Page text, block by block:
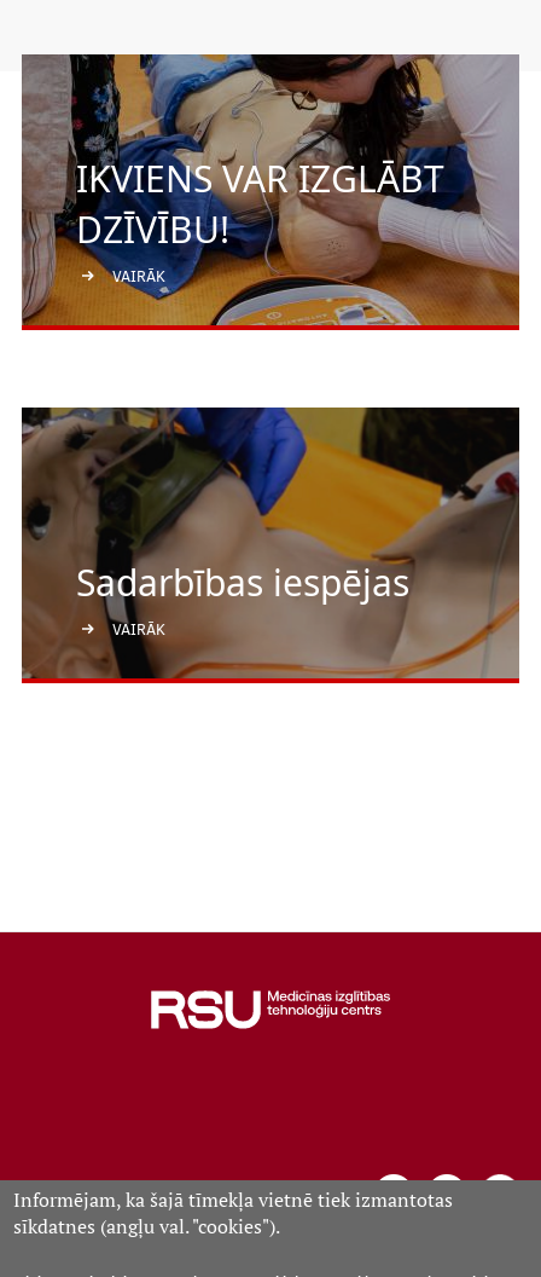
IKVIENS VAR IZGLĀBT
DZĪVĪBU!
VAIRĀK
Sadarbības iespējas
VAIRĀK
Informējam, ka šajā tīmekļa vietnē tiek izmantotas
sīkdatnes (angļu val. "cookies").